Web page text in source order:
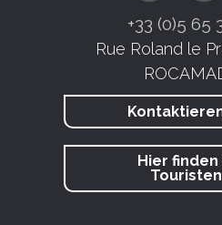
+33 (0)5 65
Rue Roland le
Hier finden